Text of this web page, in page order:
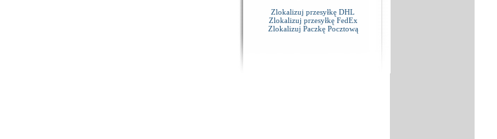
Zlokalizuj przesyłkę DHL
Zlokalizuj przesyłkę FedEx
Zlokalizuj Paczkę Pocztową